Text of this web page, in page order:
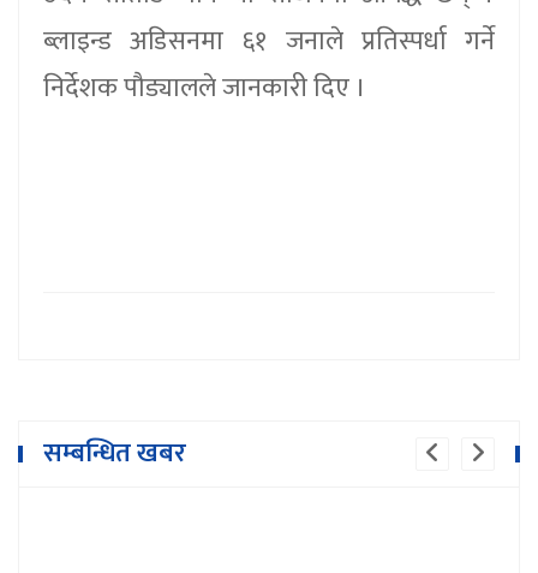
ब्लाइन्ड अडिसनमा ६१ जनाले प्रतिस्पर्धा गर्ने
निर्देशक पौड्यालले जानकारी दिए ।
सम्बन्धित खबर